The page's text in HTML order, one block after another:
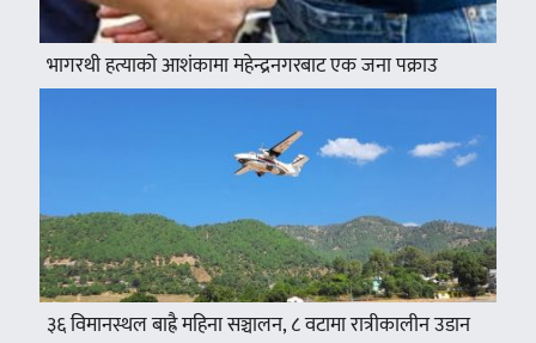
भागरथी हत्याको आशंकामा महेन्द्रनगरबाट एक जना पक्राउ
३६ विमानस्थल बाह्रै महिना सञ्चालन, ८ वटामा रात्रीकालीन उडान